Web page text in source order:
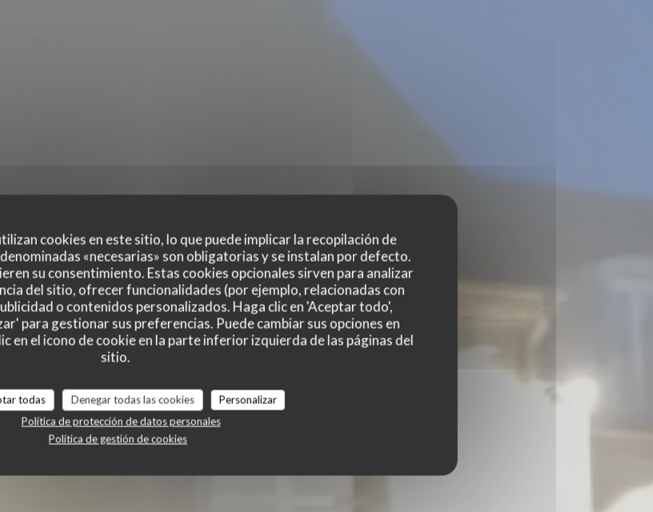
cookies en este sitio, lo que puede implicar la recopilación de
«necesarias» son obligatorias y se instalan por defecto.
su consentimiento. Estas cookies opcionales sirven para analizar
del sitio, ofrecer funcionalidades (por ejemplo, relacionadas con
o contenidos personalizados. Haga clic en 'Aceptar todo',
para gestionar sus preferencias. Puede cambiar sus opciones en
en el icono de cookie en la parte inferior izquierda de las páginas del
sitio.
todas Denegar todas las cookies
Personalizar
Política de protección de datos personales
Política de gestión de cookies
CLOS CARIOU
FRANCÉS MONTÉVRAIN
RESERVAR UNA MESA